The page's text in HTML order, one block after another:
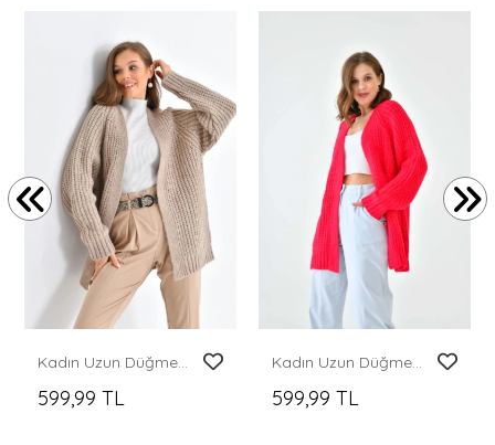
Kadın Uzun Düğmesiz Triko Ceket
599,99 TL
Kadın Uzun Düğmesiz Triko Ceket
599,99 TL